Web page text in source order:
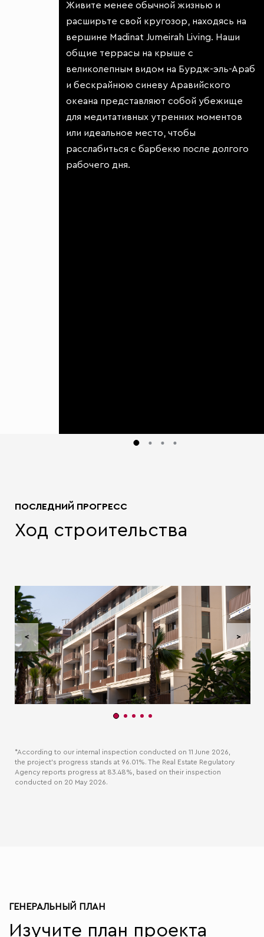
Живите менее обычной жизнью и
расширьте свой кругозор, находясь на
вершине Madinat Jumeirah Living. Наши
общие террасы на крыше с
великолепным видом на Бурдж-эль-Араб
и бескрайнюю синеву Аравийского
океана представляют собой убежище
для медитативных утренних моментов
или идеальное место, чтобы
расслабиться с барбекю после долгого
рабочего дня.
ПОСЛЕДНИЙ ПРОГРЕСС
Ход строительства
< >
*According to our internal inspection conducted on 11 June 2026,
the project’s progress stands at 96.01%. The Real Estate Regulatory
Agency reports progress at 83.48%, based on their inspection
conducted on 20 May 2026.
ГЕНЕРАЛЬНЫЙ ПЛАН
Изучите план проекта